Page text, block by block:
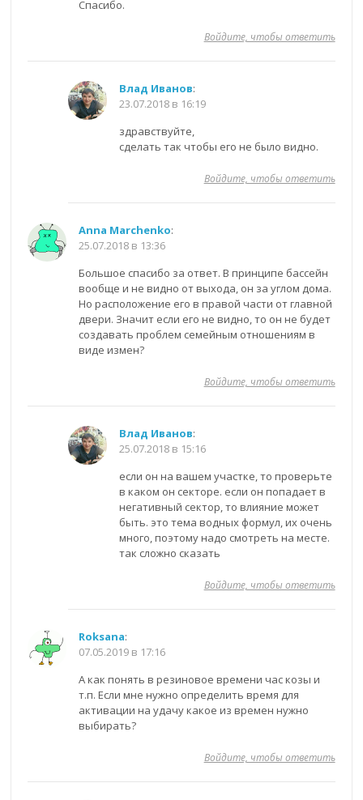
Спасибо.
Войдите, чтобы ответить
Влад Иванов:
23.07.2018 в 16:19
здравствуйте,
сделать так чтобы его не было видно.
Войдите, чтобы ответить
Anna Marchenko:
25.07.2018 в 13:36
Большое спасибо за ответ. В принципе бассейн
вообще и не видно от выхода, он за углом дома.
Но расположение его в правой части от главной
двери. Значит если его не видно, то он не будет
создавать проблем семейным отношениям в
виде измен?
Войдите, чтобы ответить
Влад Иванов:
25.07.2018 в 15:16
если он на вашем участке, то проверьте
в каком он секторе. если он попадает в
негативный сектор, то влияние может
быть. это тема водных формул, их очень
много, поэтому надо смотреть на месте.
так сложно сказать
Войдите, чтобы ответить
Roksana:
07.05.2019 в 17:16
А как понять в резиновое времени час козы и
т.п. Если мне нужно определить время для
активации на удачу какое из времен нужно
выбирать?
Войдите, чтобы ответить